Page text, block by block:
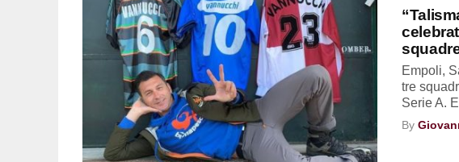
Empoli,
tre
Serie A.
By